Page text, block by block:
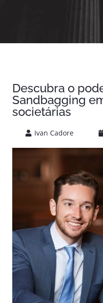
Descubra o
Sandbagging
societárias
Ivan Cadore